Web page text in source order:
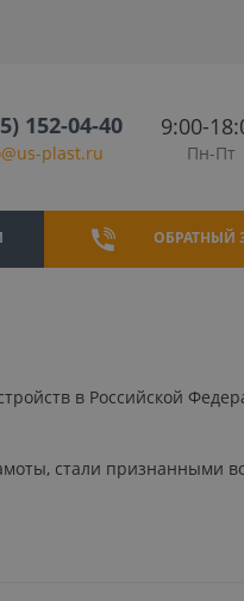
152-04-40
plast.ru
9:00-
Пн-Пт
ОБРАТНЫЙ
в Российской
стали признанными